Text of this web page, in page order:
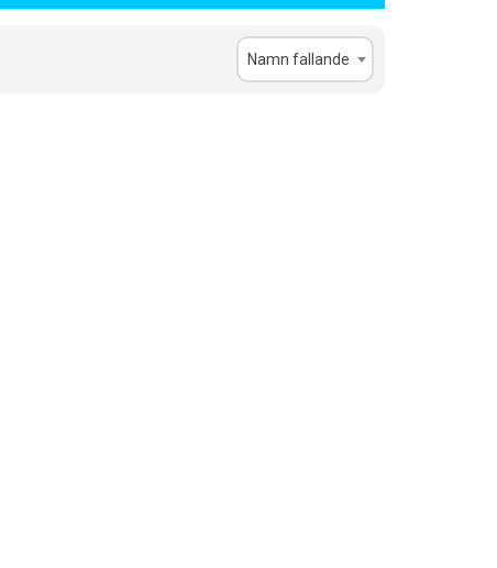
Namn fallande